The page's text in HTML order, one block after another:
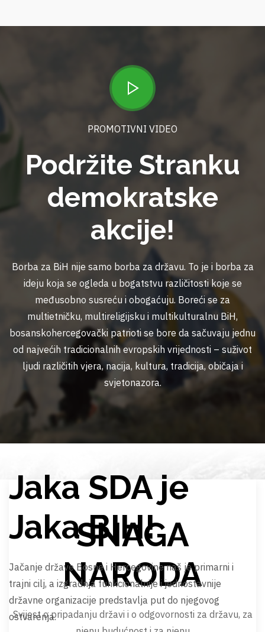
PROMOTIVNI VIDEO
Podržite Stranku
demokratske
akcije!
Borba za BiH nije samo borba za državu. To je i borba za
ideju koja se ogleda u bogatstvu različitosti koje se
međusobno susreću i obogaćuju. Boreći se za
multietničku, multireligijsku i multikulturalnu BiH,
bosanskohercegovački patrioti se bore da sačuvaju jednu
od najvećih tradicionalnih evropskih vrijednosti – suživot
ljudi različitih vjera, nacija, kultura, tradicija, običaja i
svjetonazora.
SNAGA
NARODA
Svijest o pripadanju državi i o odgovornosti za državu, za
Jaka SDA je
Jaka BIH!
Jačanje države Bosne i Hercegovine naš je primarni i
trajni cilj, a izgradnja funkcionalnije i jednostavnije
državne organizacije predstavlja put do njegovog
ostvarenja.